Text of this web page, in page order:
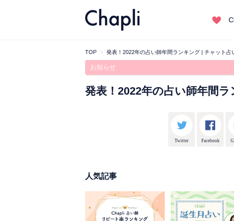
TOP 発表！2022年の占い師年間ランキング | チャット占
お知らせ
発表！2022年の占い師年間
Twitter Facebook
人気記事